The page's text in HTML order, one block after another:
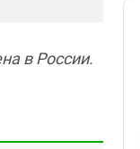
в России.